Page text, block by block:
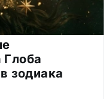
зодиака